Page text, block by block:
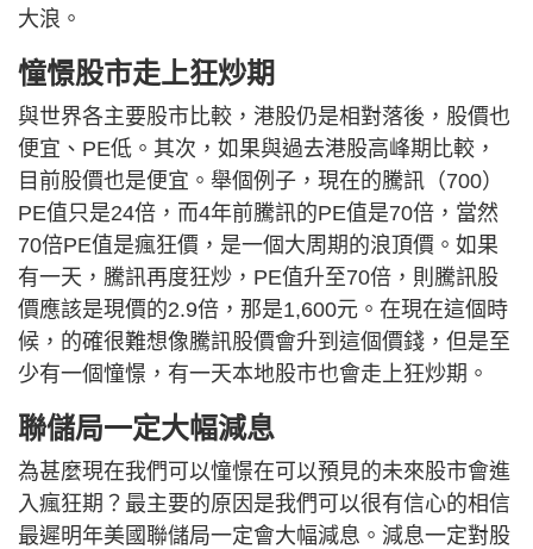
大浪。
憧憬股市走上狂炒期
與世界各主要股市比較，港股仍是相對落後，股價也
便宜、PE低。其次，如果與過去港股高峰期比較，
目前股價也是便宜。舉個例子，現在的騰訊（700）
PE值只是24倍，而4年前騰訊的PE值是70倍，當然
70倍PE值是瘋狂價，是一個大周期的浪頂價。如果
有一天，騰訊再度狂炒，PE值升至70倍，則騰訊股
價應該是現價的2.9倍，那是1,600元。在現在這個時
候，的確很難想像騰訊股價會升到這個價錢，但是至
少有一個憧憬，有一天本地股市也會走上狂炒期。
聯儲局一定大幅減息
為甚麼現在我們可以憧憬在可以預見的未來股市會進
入瘋狂期？最主要的原因是我們可以很有信心的相信
最遲明年美國聯儲局一定會大幅減息。減息一定對股